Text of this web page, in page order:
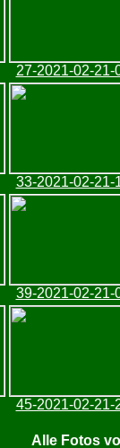
27-2021-02-21-
33-2021-02-21-
39-2021-02-21-
45-2021-02-21-
Alle Fotos